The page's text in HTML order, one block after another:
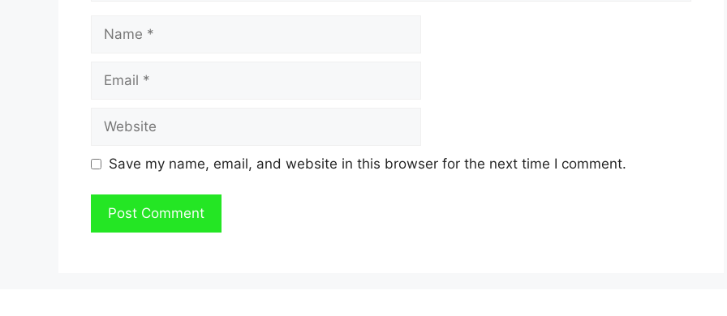
Save my name, email, and website in this browser for the next time I comment.